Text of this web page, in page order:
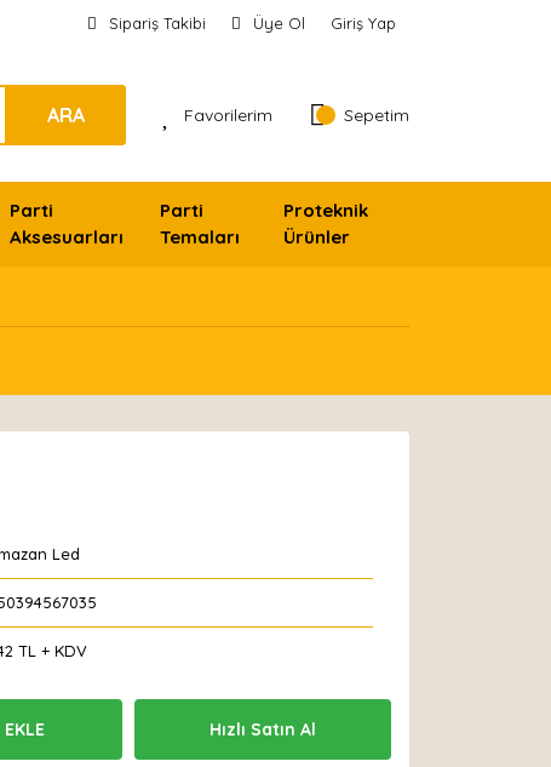
Sipariş Takibi Üye Ol Giriş Yap
ARA Favorilerim Sepetim
Parti
Aksesuarları
Parti
Temaları
Proteknik
Ürünler
Led
TL + KDV
EKLE Hızlı Satın Al